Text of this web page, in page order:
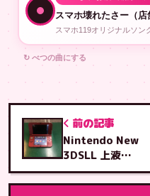
スマホ壊れたさー（店
スマホ119オリジナルソン
↻ べつの曲にする
前の記事
Nintendo New
3DSLL 上液晶
交換修理